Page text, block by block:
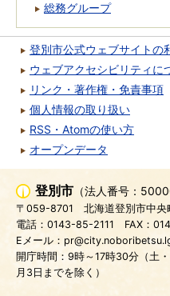
総務グループ
登別市公式ウェブサイトの
ウェブアクセシビリティに
リンク・著作権・免責事項
個人情報の取り扱い
RSS・Atomの使い方
オープンデータ
登別市 （法人番号：
〒059-8701
北海道登別市中央
電話：0143-85-2111
FAX：
Eメール：
開庁時間：9時～17時30分（土
月3日までを除く）